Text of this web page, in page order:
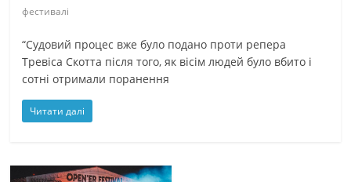
фестивалі
“Судовий процес вже було подано проти репера
Тревіса Скотта після того, як вісім людей було вбито і
сотні отримали поранення
Читати далі